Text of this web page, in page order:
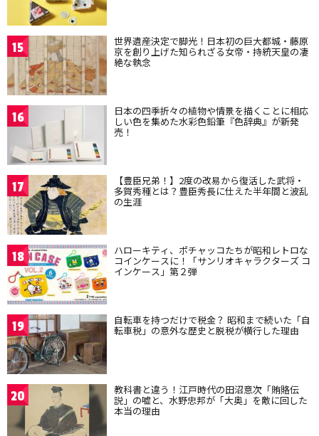
15 世界遺産決定で脚光！日本初の巨大都城・藤原
京を創り上げた知られざる女帝・持統天皇の凄
絶な執念
16 日本の四季折々の植物や情景を描くことに相応
しい色を集めた水彩色鉛筆『色辞典』が新発
売！
17 【豊臣兄弟！】2度の改易から復活した武将・
多賀秀種とは？豊臣秀長に仕えた半年間と波乱
の生涯
18 ハローキティ、ポチャッコたちが昭和レトロな
コインケースに！「サンリオキャラクターズ コ
インケース」第２弾
19 自転車を持つだけで税金？ 昭和まで続いた「自
転車税」の意外な歴史と脱税が横行した理由
20 教科書と違う！江戸時代の田沼意次「賄賂伝
説」の嘘と、水野忠邦が「大奥」を敵に回した
本当の理由